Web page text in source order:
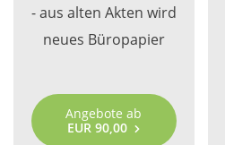
- aus alten Akten wird
neues Büropapier
Angebote ab
EUR 90,00